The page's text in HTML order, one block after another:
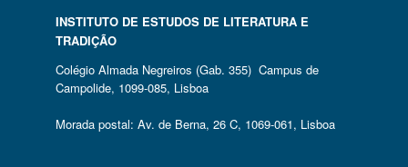
INSTITUTO DE ESTUDOS DE LITERATURA E
TRADIÇÃO
Colégio Almada Negreiros (Gab. 355) Campus de
Campolide, 1099-085, Lisboa
Morada postal: Av. de Berna, 26 C, 1069-061, Lisboa